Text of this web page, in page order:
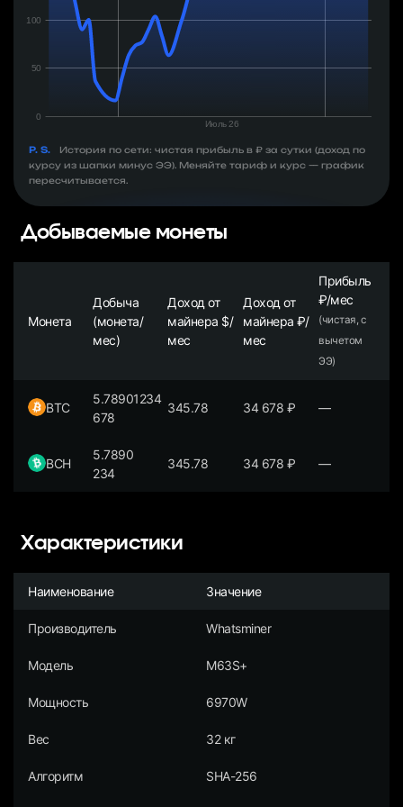
P. S.
История по сети: чистая прибыль в ₽ за сутки (доход по
курсу из шапки минус ЭЭ). Меняйте тариф и курс — график
пересчитывается.
Добываемые монеты
Монета
Добыча
(монета/
мес)
Доход от
майнера $/
мес
Доход от
майнера ₽/
мес
Прибыль
₽/мес
(чистая, с
вычетом
ЭЭ)
BTC
5.78901234
678
345.78 34 678 ₽ —
BCH
5.7890
234
345.78 34 678 ₽ —
Характеристики
Наименование Значение
Производитель Whatsminer
Модель M63S+
Мощность 6970W
Вес 32 кг
Алгоритм SHA-256